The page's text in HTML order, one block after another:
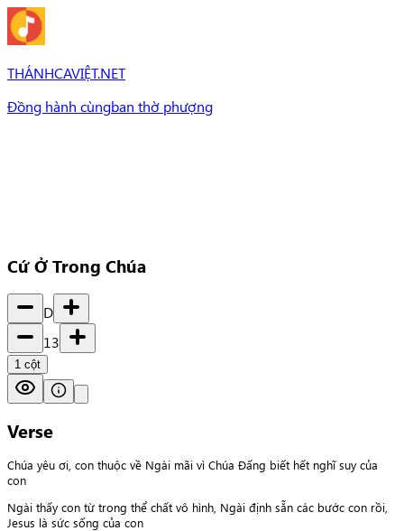
THÁNHCAVIỆT.NET
Đồng hành cùngban thờ phượng
Cứ Ở Trong Chúa
D
13
1 cột
Verse
Chúa yêu ơi, con thuộc về Ngài mãi vì Chúa Đấng biết hết nghĩ suy của
con
Ngài thấy con từ trong thể chất vô hình, Ngài định sẵn các bước con rồi,
Jesus là sức sống của con